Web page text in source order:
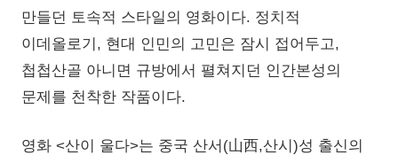
만들던 토속적 스타일의 영화이다. 정치적
이데올로기, 현대 인민의 고민은 잠시 접어두고,
첩첩산골 아니면 규방에서 펼쳐지던 인간본성의
문제를 천착한 작품이다.
영화 <산이 울다>는 중국 산서(山西,산시)성 출신의